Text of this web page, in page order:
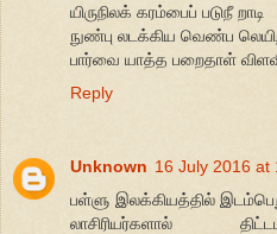
யிருநிலக் கரம்பைப் படுநீ றாடி
நுண்பு லடக்கிய வெண்ப
பார்வை யாத்த பறைதாள்
Reply
Unknown 16 July 2016 at
பள்ளு இலக்கியத்தில்
லாசிரியர்களால்